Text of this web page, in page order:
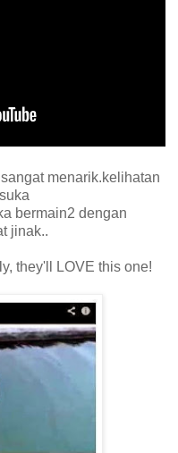
menarik.kelihatan
bermain2 dengan
jinak..
they'll LOVE this one!